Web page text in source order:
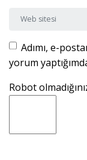
Web sitesi
Adımı, e-
yorum
Robot